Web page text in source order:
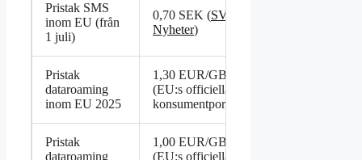
Pristak SMS
inom EU (från
1 juli)
0,70 SEK (SVT
Nyheter)
Pristak
dataroaming
inom EU 2025
1,30 EUR/GB
(EU:s officiella
konsumentportal)
Pristak
dataroaming
1,00 EUR/GB
(EU:s officiella